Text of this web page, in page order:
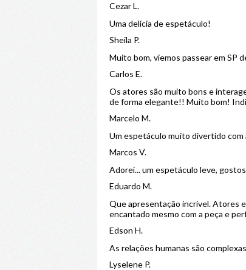
Cezar L.
Uma delícia de espetáculo!
Sheila P.
Muito bom, viemos passear em SP
Carlos E.
Os atores são muito bons e
de forma elegante!! Muito bom!
Marcelo M.
Um espetáculo muito divertido com
Marcos V.
Adorei... um espetáculo leve,
Eduardo M.
Que apresentação incrível. Atores
encantado mesmo com a peça e
Edson H.
As relações humanas são
Lyselene P.